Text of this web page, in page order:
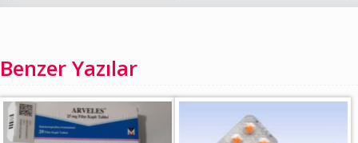
Benzer Yazılar